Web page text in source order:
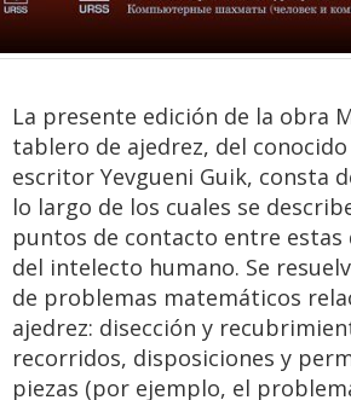
La presente edición de la obra
tablero de ajedrez, del
escritor Yevgueni Guik, consta
lo largo de los cuales se
puntos de contacto entre estas
del intelecto humano. Se
de problemas matemáticos
ajedrez: disección y
recorridos, disposiciones y
piezas (por ejemplo, el